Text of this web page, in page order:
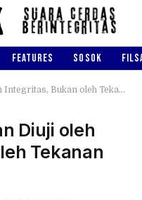
FEATURES SOSOK
Bukan oleh Tekanan Opini
Diuji oleh
Tekanan